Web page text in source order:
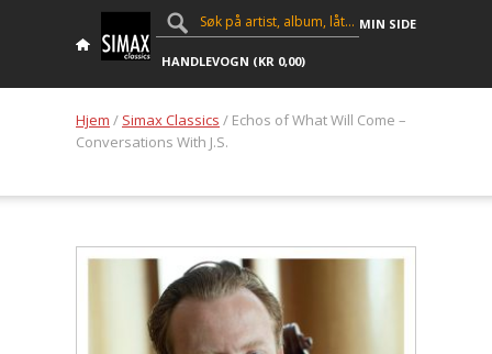
MIN SIDE
HANDLEVOGN (KR 0,00)
Hjem / Simax Classics / Echos of What Will Come –
Conversations With J.S.